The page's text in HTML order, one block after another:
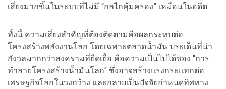
เสี่ยงมากขึ้นในระบบที่ไม่มี “กลไกคุ้มครอง” เหมือนในอดีต
ทั้งนี้ ความเสี่ยงสำคัญที่ต้องติดตามคือผลกระทบต่อ
โครงสร้างพลังงานโลก โดยเฉพาะตลาดน้ำมัน ประเด็นที่น่า
กังวลมากกว่าสงครามที่ยืดเยื้อ คือความเป็นไปได้ของ "การ
ทำลายโครงสร้างน้ำมันโลก" ซึ่งอาจสร้างแรงกระแทกต่อ
เศรษฐกิจโลกในวงกว้าง และกลายเป็นปัจจัยกำหนดทิศทาง